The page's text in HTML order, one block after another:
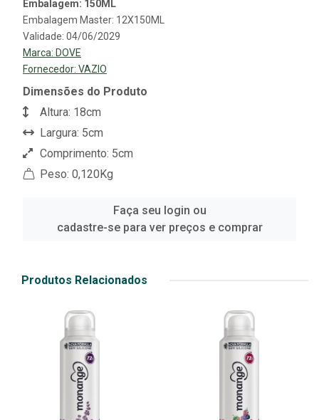
Embalagem: 150ML
Embalagem Master: 12X150ML
Validade: 04/06/2029
Marca: DOVE
Fornecedor: VAZIO
Dimensões do Produto
Altura: 18cm
Largura: 5cm
Comprimento: 5cm
Peso: 0,120Kg
Faça seu login ou
cadastre-se para ver preços e comprar
Produtos Relacionados